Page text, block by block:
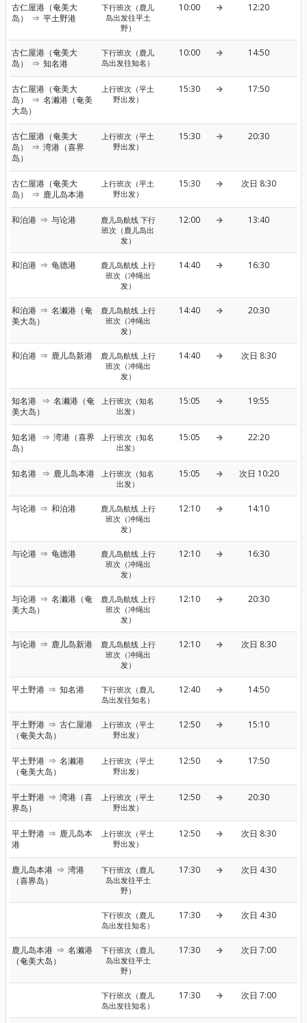
古仁屋港（奄美大
岛）
⇒ 平土野港
下行班次（鹿儿
岛出发往平土
野）
10:00 12:20
古仁屋港（奄美大
岛）
⇒ 知名港
下行班次（鹿儿
岛出发往知名）
10:00 14:50
古仁屋港（奄美大
岛）
⇒ 名濑港（奄美
大岛）
上行班次（平土
野出发）
15:30 17:50
古仁屋港（奄美大
岛）
⇒ 湾港（喜界
岛）
上行班次（平土
野出发）
15:30 20:30
古仁屋港（奄美大
岛）
⇒ 鹿儿岛本港
上行班次（平土
野出发）
15:30 次日 8:30
和泊港 ⇒ 与论港
鹿儿岛航线 下行
班次（鹿儿岛出
发）
12:00 13:40
和泊港 ⇒ 龟德港
鹿儿岛航线 上行
班次（冲绳出
发）
14:40 16:30
和泊港 ⇒ 名濑港（奄
美大岛）
鹿儿岛航线 上行
班次（冲绳出
发）
14:40 20:30
和泊港 ⇒ 鹿儿岛新港
鹿儿岛航线 上行
班次（冲绳出
发）
14:40 次日 8:30
知名港 ⇒ 名濑港（奄
美大岛）
上行班次（知名
出发）
15:05 19:55
知名港 ⇒ 湾港（喜界
岛）
上行班次（知名
出发）
15:05 22:20
知名港 ⇒ 鹿儿岛本港
上行班次（知名
出发）
15:05 次日 10:20
与论港 ⇒ 和泊港
鹿儿岛航线 上行
班次（冲绳出
发）
12:10 14:10
与论港 ⇒ 龟德港
鹿儿岛航线 上行
班次（冲绳出
发）
12:10 16:30
与论港 ⇒ 名濑港（奄
美大岛）
鹿儿岛航线 上行
班次（冲绳出
发）
12:10 20:30
与论港 ⇒ 鹿儿岛新港
鹿儿岛航线 上行
班次（冲绳出
发）
12:10 次日 8:30
平土野港 ⇒ 知名港
下行班次（鹿儿
岛出发往知名）
12:40 14:50
平土野港 ⇒ 古仁屋港
（奄美大岛）
上行班次（平土
野出发）
12:50 15:10
平土野港 ⇒ 名濑港
（奄美大岛）
上行班次（平土
野出发）
12:50 17:50
平土野港 ⇒ 湾港（喜
界岛）
上行班次（平土
野出发）
12:50 20:30
平土野港 ⇒ 鹿儿岛本
港
上行班次（平土
野出发）
12:50 次日 8:30
鹿儿岛本港 ⇒ 湾港
（喜界岛）
下行班次（鹿儿
岛出发往平土
野）
17:30 次日 4:30
下行班次（鹿儿
岛出发往知名）
17:30 次日 4:30
鹿儿岛本港 ⇒ 名濑港
（奄美大岛）
下行班次（鹿儿
岛出发往平土
野）
17:30 次日 7:00
下行班次（鹿儿
岛出发往知名）
17:30 次日 7:00